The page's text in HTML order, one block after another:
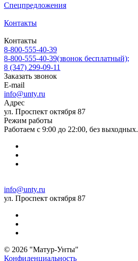
Спецпредложения
Контакты
Контакты
8-800-555-40-39
8-800-555-40-39(звонок бесплатный);
8 (347) 299-09-11
Заказать звонок
E-mail
info@unty.ru
Адрес
ул. Проспект октября 87
Режим работы
Работаем с 9:00 до 22:00, без выходных.
info@unty.ru
ул. Проспект октября 87
© 2026 "Матур-Унты"
Конфиденциальность